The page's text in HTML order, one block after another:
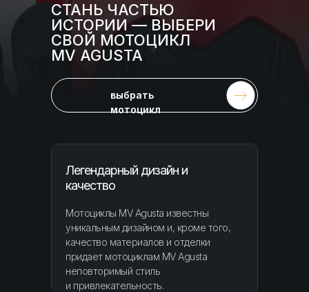
Легендарный дизайн и
качество
Мотоциклы MV Agusta известны
уникальным дизайном и, кроме того,
качество материалов и отделки
придает мотоциклам MV Agusta
неповторимый стиль
и привлекательность.
выбрать
мотоцикл
СТАНЬ ЧАСТЬЮ
ИСТОРИИ — ВЫБЕРИ
СВОЙ МОТОЦИКЛ
MV AGUSTA